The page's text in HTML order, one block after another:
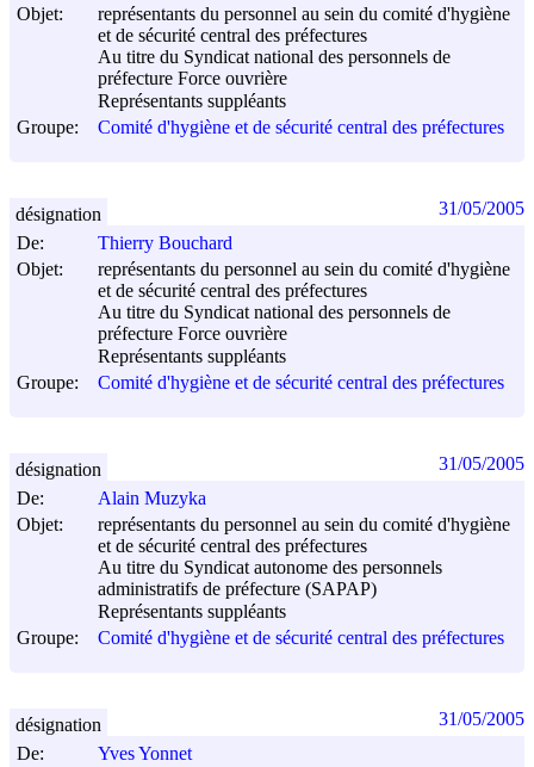
Objet:
représentants du personnel au sein du comité d'hygiène
et de sécurité central des préfectures
Au titre du Syndicat national des personnels de
préfecture Force ouvrière
Représentants suppléants
Groupe:
Comité d'hygiène et de sécurité central des préfectures
De:
Thierry Bouchard
Objet:
représentants du personnel au sein du comité d'hygiène
et de sécurité central des préfectures
Au titre du Syndicat national des personnels de
préfecture Force ouvrière
Représentants suppléants
Groupe:
Comité d'hygiène et de sécurité central des préfectures
désignation 31/05/2005
De:
Alain Muzyka
Objet:
représentants du personnel au sein du comité d'hygiène
et de sécurité central des préfectures
Au titre du Syndicat autonome des personnels
administratifs de préfecture (SAPAP)
Représentants suppléants
Groupe:
Comité d'hygiène et de sécurité central des préfectures
désignation 31/05/2005
De:
Yves Yonnet
désignation 31/05/2005